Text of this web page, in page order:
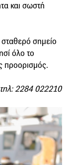
και σωστή
σημείο
όλο το
προορισμός.
2284 022210